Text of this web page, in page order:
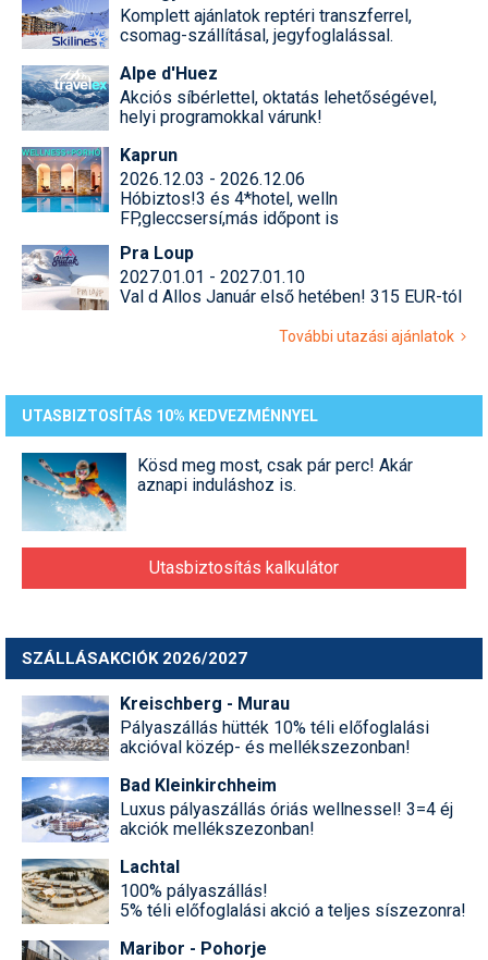
Komplett ajánlatok reptéri transzferrel,
csomag-szállításal, jegyfoglalással.
Alpe d'Huez
Akciós síbérlettel, oktatás lehetőségével,
helyi programokkal várunk!
Kaprun
2026.12.03 - 2026.12.06
Hóbiztos!3 és 4*hotel, welln
FP,gleccsersí,más időpont is
Pra Loup
2027.01.01 - 2027.01.10
Val d Allos Január első hetében! 315 EUR-tól
További utazási ajánlatok
UTASBIZTOSÍTÁS 10% KEDVEZMÉNNYEL
Kösd meg most, csak pár perc! Akár
aznapi induláshoz is.
Utasbiztosítás kalkulátor
SZÁLLÁSAKCIÓK 2026/2027
Kreischberg - Murau
Pályaszállás hütték 10% téli előfoglalási
akcióval közép- és mellékszezonban!
Bad Kleinkirchheim
Luxus pályaszállás óriás wellnessel! 3=4 éj
akciók mellékszezonban!
Lachtal
100% pályaszállás!
5% téli előfoglalási akció a teljes síszezonra!
Maribor - Pohorje